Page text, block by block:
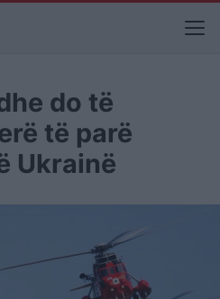
do të
të parë
Ukrainë